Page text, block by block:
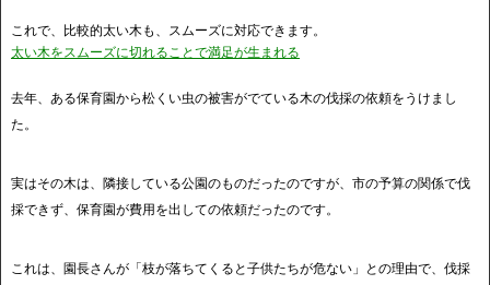
これで、比較的太い木も、スムーズに対応できます。
太い木をスムーズに切れることで満足が生まれる
去年、ある保育園から松くい虫の被害がでている木の伐採の依頼をうけまし
た。
実はその木は、隣接している公園のものだったのですが、市の予算の関係で伐
採できず、保育園が費用を出しての依頼だったのです。
これは、園長さんが「枝が落ちてくると子供たちが危ない」との理由で、伐採